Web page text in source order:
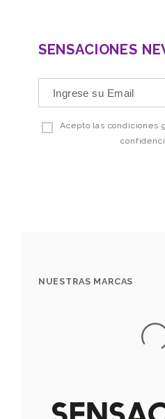
SENSACIONES
Acepto las condiciones
NUESTRAS MARCAS